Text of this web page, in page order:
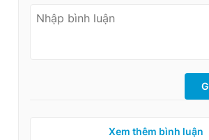
Xem thêm bình luận